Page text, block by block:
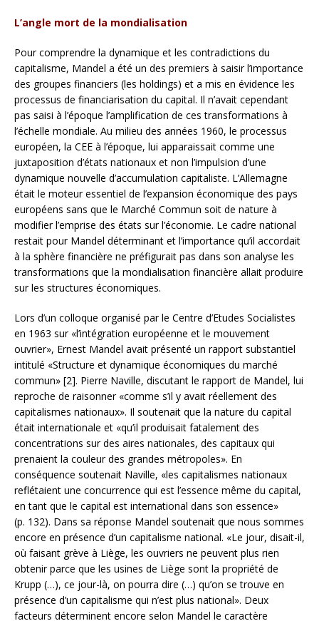
L’angle mort de la mondialisation
Pour comprendre la dynamique et les contradictions du
capitalisme, Mandel a été un des premiers à saisir l’importance
des groupes financiers (les holdings) et a mis en évidence les
processus de financiarisation du capital. Il n’avait cependant
pas saisi à l’époque l’amplification de ces transformations à
l’échelle mondiale. Au milieu des années 1960, le processus
européen, la CEE à l’époque, lui apparaissait comme une
juxtaposition d’états nationaux et non l’impulsion d’une
dynamique nouvelle d’accumulation capitaliste. L’Allemagne
était le moteur essentiel de l’expansion économique des pays
européens sans que le Marché Commun soit de nature à
modifier l’emprise des états sur l’économie. Le cadre national
restait pour Mandel déterminant et l’importance qu’il accordait
à la sphère financière ne préfigurait pas dans son analyse les
transformations que la mondialisation financière allait produire
sur les structures économiques.
Lors d’un colloque organisé par le Centre d’Etudes Socialistes
en 1963 sur «l’intégration européenne et le mouvement
ouvrier», Ernest Mandel avait présenté un rapport substantiel
intitulé «Structure et dynamique économiques du marché
commun» [2]. Pierre Naville, discutant le rapport de Mandel, lui
reproche de raisonner «comme s’il y avait réellement des
capitalismes nationaux». Il soutenait que la nature du capital
était internationale et «qu’il produisait fatalement des
concentrations sur des aires nationales, des capitaux qui
prenaient la couleur des grandes métropoles». En
conséquence soutenait Naville, «les capitalismes nationaux
reflétaient une concurrence qui est l’essence même du capital,
en tant que le capital est international dans son essence»
(p. 132). Dans sa réponse Mandel soutenait que nous sommes
encore en présence d’un capitalisme national. «Le jour, disait-il,
où faisant grève à Liège, les ouvriers ne peuvent plus rien
obtenir parce que les usines de Liège sont la propriété de
Krupp (…), ce jour-là, on pourra dire (…) qu’on se trouve en
présence d’un capitalisme qui n’est plus national». Deux
facteurs déterminent encore selon Mandel le caractère